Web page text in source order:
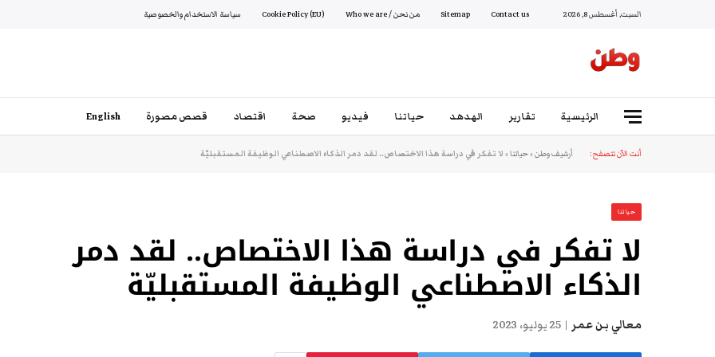
السبت, أغسطس 8, 2026 Contact us
Sitemap من نحن / Who we are Cookie Policy (EU) سياسة الاستخدام والخصوصية
الرئيسية تقارير الهدهد حياتنا فيديو صحة اقتصاد قصص مصورة English
أنت الآن تتصفح: أرشيف وطن»حياتنا»لا تفكر في دراسة هذا الاختصاص.. لقد دمر الذكاء الاصطناعي الوظيفة المستقبليّة
حياتنا
لا تفكر في دراسة هذا الاختصاص.. لقد دمر
الذكاء الاصطناعي الوظيفة المستقبليّة
معالي بن عمر 25 يوليو، 2023